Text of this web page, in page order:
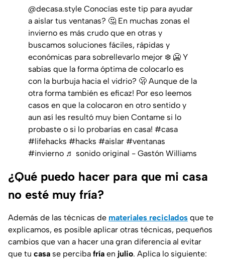
@decasa.style Conocías este tip para ayudar
a aislar tus ventanas? 🤔 En muchas zonas el
invierno es más crudo que en otras y
buscamos soluciones fáciles, rápidas y
económicas para sobrellevarlo mejor ❄️ 🥶 Y
sabías que la forma óptima de colocarlo es
con la burbuja hacia el vidrio? 🫢 Aunque de la
otra forma también es eficaz! Por eso leemos
casos en que la colocaron en otro sentido y
aun así les resultó muy bien Contame si lo
probaste o si lo probarías en casa! #casa
#lifehacks #hacks #aislar #ventanas
#invierno ♬ sonido original - Gastón Williams
¿Qué puedo hacer para que mi casa
no esté muy fría?
Además de las técnicas de materiales reciclados que te
explicamos, es posible aplicar otras técnicas, pequeños
cambios que van a hacer una gran diferencia al evitar
que tu casa se perciba fría en julio. Aplica lo siguiente: